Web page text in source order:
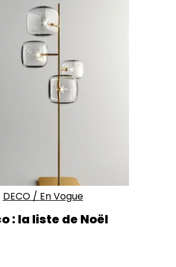
DECO/ En Vogue
: la liste de Noël